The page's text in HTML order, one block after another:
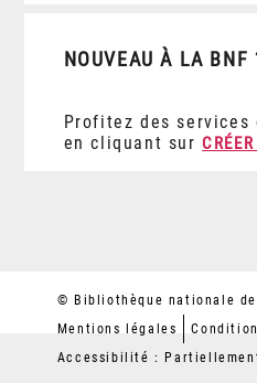
NOUVEAU À LA BNF
Profitez des
en cliquant sur
© Bibliothèque nationale de
Mentions légales
Accessibilité :